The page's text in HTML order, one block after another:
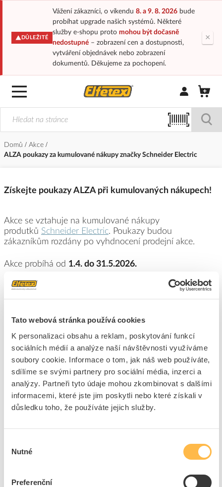
Tato webová stránka používá cookies
K personalizaci obsahu a reklam, poskytování funkcí
sociálních médií a analýze naší návštěvnosti využíváme
soubory cookie. Informace o tom, jak náš web používáte,
sdílíme se svými partnery pro sociální média, inzerci a
analýzy. Partneři tyto údaje mohou zkombinovat s dalšími
informacemi, které jste jim poskytli nebo které získali v
důsledku toho, že používáte jejich služby.
souhlasu
Nutné
Preferenční
DŮLEŽITÉ
Vážení zákazníci, o víkendu 8. a 9. 8. 2026bude
probíhat upgrade našich systémů. Některé
služby e-shopu proto mohou být dočasně
nedostupné– zobrazení cen a dostupnosti,
vytváření objednávek nebo zobrazení
dokumentů. Děkujeme za pochopení.
×
Přihlásit/
Domů
Akce
ALZA poukazy za kumulované nákupy značky Schneider Electric
Získejte poukazy ALZA při kumulovaných nákupech!
Akce se vztahuje na kumulované nákupy
produtků Schneider Electric. Poukazy budou
zákazníkům rozdány po vyhdnocení prodejní akce.
Akce probíhá od 1.4. do 31.5.2026.